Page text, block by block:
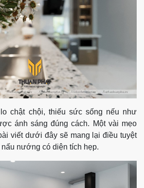
chật chội, thiếu sức sống nếu như
ánh sáng đúng cách. Một vài mẹo
viết dưới đây sẽ mang lại điều tuyệt
nướng có diện tích hẹp.